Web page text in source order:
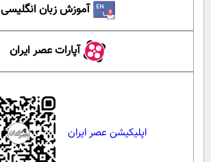
آموزش زبان انگلیسی
آپارات عصر ایران
اپلیکیشن عصر ایران